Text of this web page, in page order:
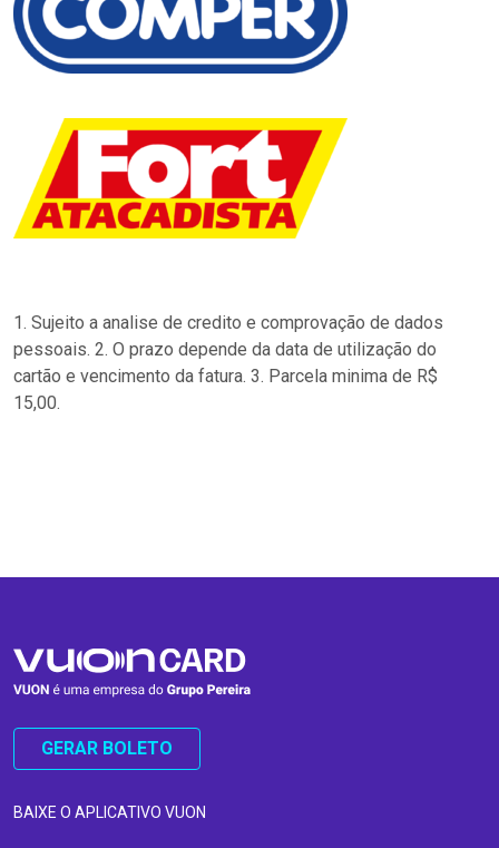
1. Sujeito a analise de credito e comprovação de dados
pessoais. 2. O prazo depende da data de utilização do
cartão e vencimento da fatura. 3. Parcela minima de R$
15,00.
GERAR BOLETO
BAIXE O APLICATIVO VUON